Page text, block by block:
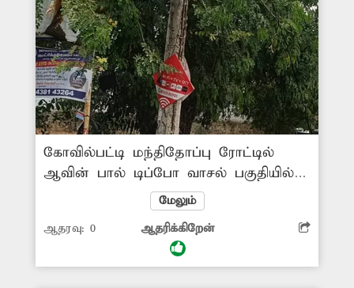
கோவில்பட்டி மந்திதோப்பு ரோட்டில்
ஆவின் பால் டிப்போ வாசல் பகுதியில்
சிமெண்டு பூச்சு உதிர்ந்து ஆபத்தான
நிலையில் சாலையோரம் மின்கம்பம்
உள்ளது. விபத்து நடக்கும் முன்
மின்கம்பத்தை மாற்ற சம்பந்தப்பட்ட
மேலும்
ஆதரவு: 0 ஆதரிக்கிறேன்